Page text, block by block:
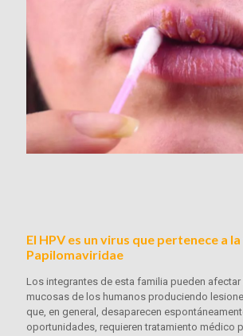
El HPV es un virus que pertenece a
Papilomaviridae
Los integrantes de esta familia pueden afectar
mucosas de los humanos produciendo
que, en general, desaparecen
oportunidades, requieren tratamiento médico